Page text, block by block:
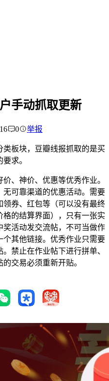
手动抓取更新
0 举报
板块，豆瓣线报抓取的是买
求。
、神价、优惠等优秀作业。
可靠渠道的优惠活动。需要
券、红包等（可以没有最终
的结算界面），只有一张实
活动发交流帖，不可当做作
其他链接。优秀作业只需要
禁止在作业帖下进行拼单、
交易必须重新开贴。